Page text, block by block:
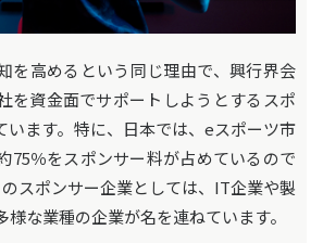
を高めるという同じ理由で、興行界会
を資金面でサポートしようとするスポ
います。特に、日本では、eスポーツ市
75％をスポンサー料が占めているので
スポンサー企業としては、IT企業や製
な業種の企業が名を連ねています。